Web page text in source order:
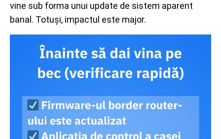
vine sub forma unui update de sistem aparent
banal. Totuși, impactul este major.